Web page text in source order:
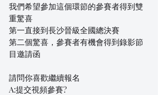
我們希望參加這個環節的參賽者得到雙
重驚喜
第一直接到長沙晉級全國總決賽
第二個驚喜，參賽者有機會得到錄影節
目邀請函
請問你喜歡繼續報名
A:提交視頻參賽?